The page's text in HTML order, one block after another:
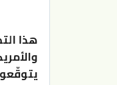
هذا